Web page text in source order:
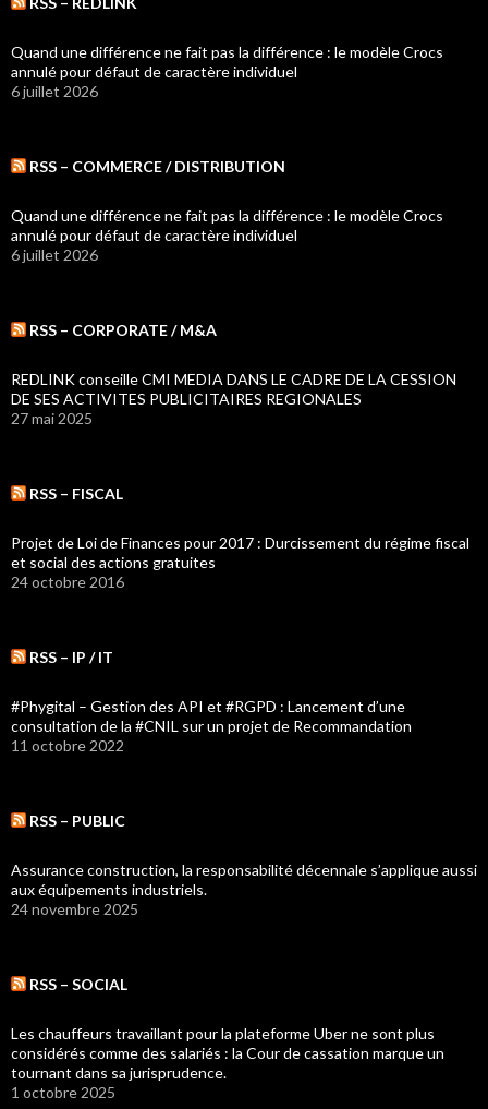
Quand une différence ne fait pas la différence : le modèle Crocs
annulé pour défaut de caractère individuel
6 juillet 2026
RSS – COMMERCE / DISTRIBUTION
Quand une différence ne fait pas la différence : le modèle Crocs
annulé pour défaut de caractère individuel
6 juillet 2026
RSS – CORPORATE / M&A
REDLINK conseille CMI MEDIA DANS LE CADRE DE LA CESSION
DE SES ACTIVITES PUBLICITAIRES REGIONALES
27 mai 2025
RSS – FISCAL
Projet de Loi de Finances pour 2017 : Durcissement du régime fiscal
et social des actions gratuites
24 octobre 2016
RSS – IP / IT
#Phygital – Gestion des API et #RGPD : Lancement d’une
consultation de la #CNIL sur un projet de Recommandation
11 octobre 2022
RSS – PUBLIC
Assurance construction, la responsabilité décennale s’applique aussi
aux équipements industriels.
24 novembre 2025
RSS – SOCIAL
Les chauffeurs travaillant pour la plateforme Uber ne sont plus
considérés comme des salariés : la Cour de cassation marque un
tournant dans sa jurisprudence.
1 octobre 2025